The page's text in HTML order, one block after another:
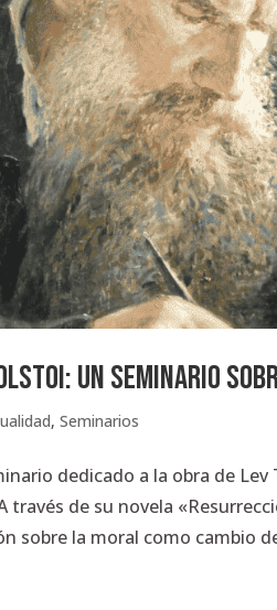
Un seminario
,Seminarios
dedicado a la obra de
de su novela
sobre la moral como cambio